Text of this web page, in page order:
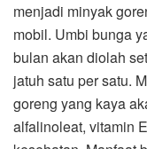
menjadi minyak
mobil. Umbi bunga
bulan akan diolah
jatuh satu per satu.
goreng yang kaya
alfalinoleat, vitamin